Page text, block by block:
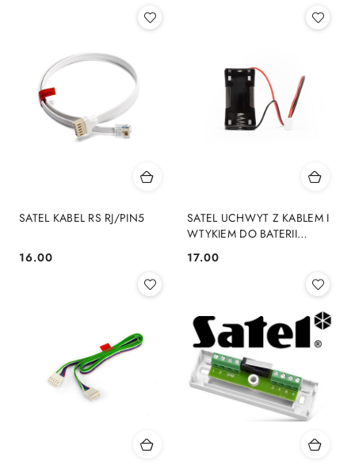
SATEL KABEL RS RJ/PIN5
Cena:
16.00
SATEL UCHWYT Z KABLEM I
WTYKIEM DO BATERII
ER34615 HOLDER-ER
Cena:
17.00